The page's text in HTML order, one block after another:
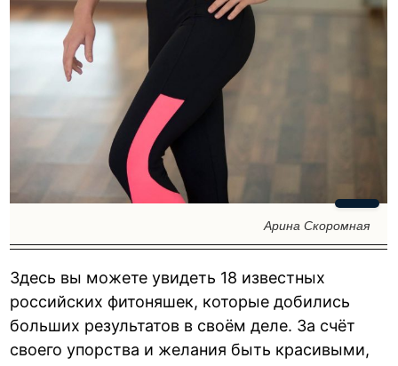
Арина Скоромная
Здесь вы можете увидеть 18 известных
российских фитоняшек, которые добились
больших результатов в своём деле. За счёт
своего упорства и желания быть красивыми,